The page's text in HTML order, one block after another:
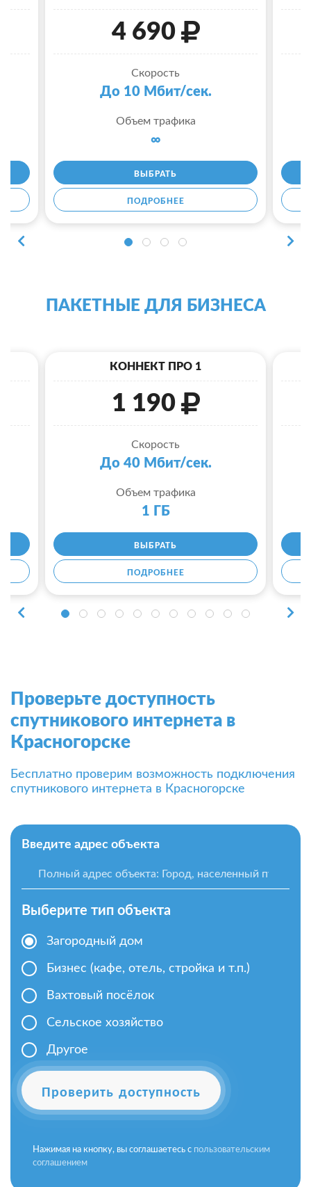
4 690
Скорость
До 10 Мбит/сек.
Объем трафика
∞
ВЫБРАТЬ
ПОДРОБНЕЕ
ПАКЕТНЫЕ ДЛЯ БИЗНЕСА
КОННЕКТ ПРО 1
1 190
Скорость
До 40 Мбит/сек.
Объем трафика
1 ГБ
ВЫБРАТЬ
ПОДРОБНЕЕ
Проверьте доступность
спутникового интернета в
Красногорске
Бесплатно проверим возможность подключения
спутникового интернета в Красногорске
Введите адрес объекта
Выберите тип объекта
Загородный дом
Бизнес (кафе, отель, стройка и т.п.)
Вахтовый посёлок
Сельское хозяйство
Другое
Проверить доступность
Нажимая на кнопку, вы соглашаетесь с пользовательским
соглашением